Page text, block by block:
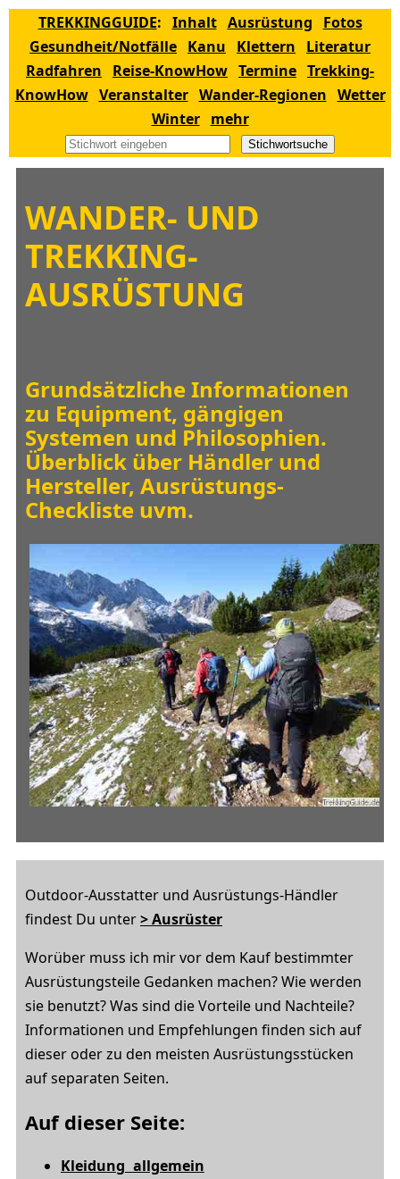
TREKKINGGUIDE: Inhalt Ausrüstung
Fotos
Gesundheit/Notfälle Kanu Klettern
Literatur
Radfahren
Reise-KnowHow Termine Trekking-
KnowHow Veranstalter Wander-Regionen Wetter
Winter
mehr
Stichwortsuche
WANDER- UND
TREKKING-
AUSRÜSTUNG
Grundsätzliche Informationen
zu Equipment, gängigen
Systemen und Philosophien.
Überblick über Händler und
Hersteller, Ausrüstungs-
Checkliste uvm.
Outdoor-Ausstatter und Ausrüstungs-Händler
findest Du unter> Ausrüster
Worüber muss ich mir vor dem Kauf bestimmter
Ausrüstungsteile Gedanken machen? Wie werden
sie benutzt? Was sind die Vorteile und Nachteile?
Informationen und Empfehlungen finden sich auf
dieser oder zu den meisten Ausrüstungsstücken
auf separaten Seiten.
Auf dieser Seite:
Kleidung allgemein